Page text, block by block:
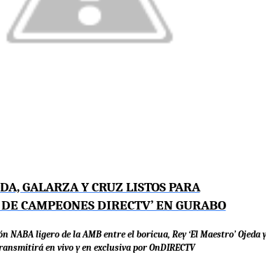
GALARZA Y CRUZ LISTOS PARA
DE CAMPEONES DIRECTV’ EN GURABO
NABA ligero de la AMB entre el boricua, Rey ‘El Maestro’
en vivo y en exclusiva por OnDIRECTV